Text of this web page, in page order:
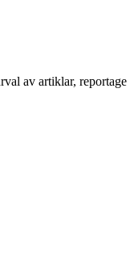
av artiklar, reportage